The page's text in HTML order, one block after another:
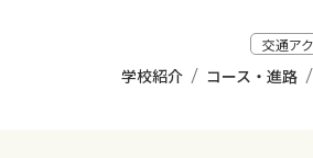
交通ア
学校紹介 コース・進路